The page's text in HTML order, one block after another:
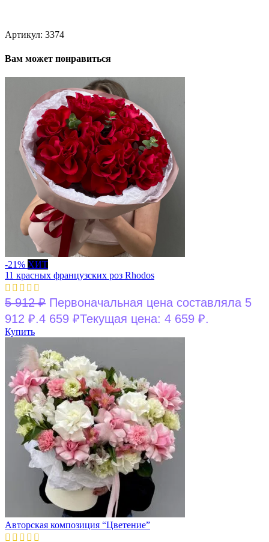
Артикул: 3374
Вам может понравиться
-21% ХИТ
11 красных французских роз Rhodos
5 912₽ Первоначальная цена составляла 5
912 ₽.4 659 ₽Текущая цена: 4 659 ₽.
Купить
Авторская композиция “Цветение”